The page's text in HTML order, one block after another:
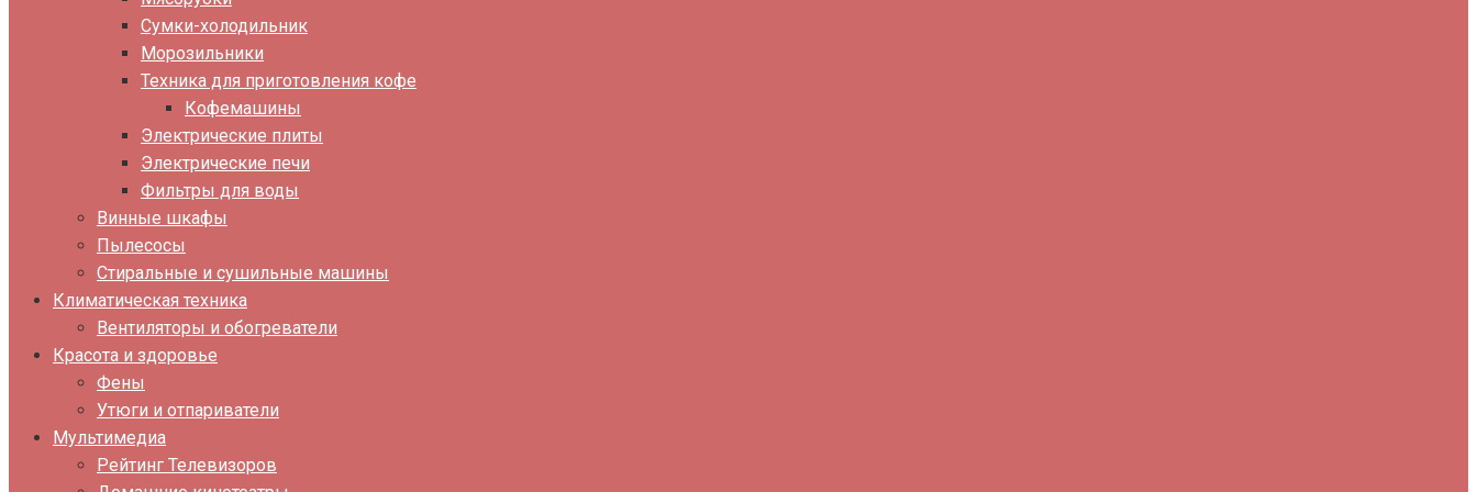
Сумки-холодильник
Морозильники
Техника для приготовления кофе
Кофемашины
Электрические плиты
Электрические печи
Фильтры для воды
Винные шкафы
Пылесосы
Стиральные и сушильные машины
Климатическая техника
Вентиляторы и обогреватели
Красота и здоровье
Фены
Утюги и отпариватели
Мультимедиа
Рейтинг Телевизоров